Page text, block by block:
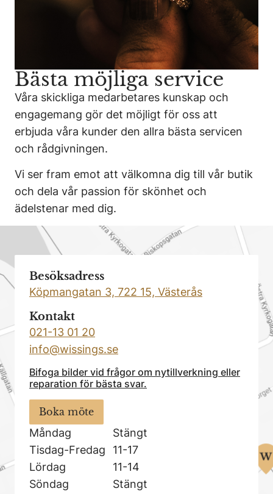
Bästa möjliga service
Våra skickliga medarbetares kunskap och
engagemang gör det möjligt för oss att
erbjuda våra kunder den allra bästa servicen
och rådgivningen.
Vi ser fram emot att välkomna dig till vår butik
och dela vår passion för skönhet och
ädelstenar med dig.
Besöksadress
Köpmangatan 3, 722 15, Västerås
Kontakt
021-13 01 20
info@wissings.se
Bifoga bilder vid frågor om nytillverkning eller
reparation för bästa svar.
Boka möte
Måndag
Stängt
Tisdag-Fredag
11-17
Lördag
11-14
Söndag
Stängt